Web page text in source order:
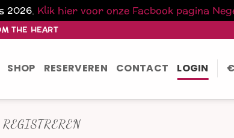
2026. Klik hier voor onze Facbook pagina
THE HEART
SHOP RESERVEREN CONTACT LOGIN €
REGISTREREN